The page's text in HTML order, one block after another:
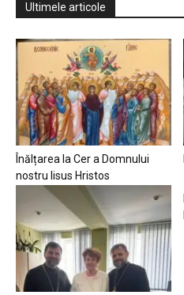
Ultimele articole
Înălțarea la Cer a Domnului
nostru Iisus Hristos